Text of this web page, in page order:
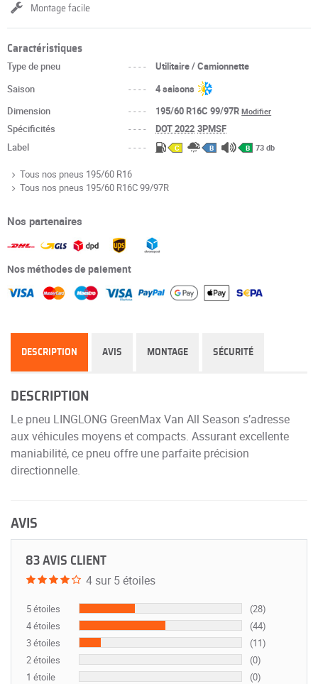
Montage facile
Caractéristiques
Type de pneu ----
Utilitaire / Camionnette
Saison
----
4 saisons
Dimension
---- 195/60 R16C 99/97RModifier
Spécificités ---- DOT 2022 3PMSF
Label
---- C B B 73 db
Tous nos pneus 195/60 R16
Tous nos pneus 195/60 R16C 99/97R
Nos partenaires
Nos méthodes de paiement
DESCRIPTION AVIS MONTAGE SÉCURITÉ
DESCRIPTION
Le pneu LINGLONG GreenMax Van All Season s’adresse
aux véhicules moyens et compacts. Assurant excellente
maniabilité, ce pneu offre une parfaite précision
directionnelle.
AVIS
83 AVIS CLIENT
4 sur 5 étoiles
5 étoiles
(28)
4 étoiles
(44)
3 étoiles
(11)
2 étoiles
(0)
1 étoile
(0)